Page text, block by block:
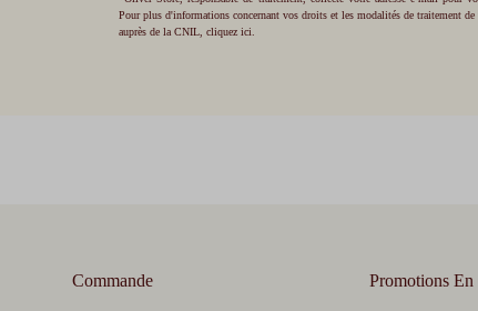
Pour plus d'informations concernant vos droits et les modalités de traitement
auprès de la CNIL,cliquez ici.
Commande Promotions En